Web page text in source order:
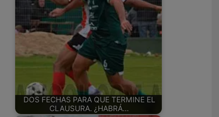
DOS FECHAS PARA QUE TERMINE EL
CLAUSURA. ¿HABRÁ…